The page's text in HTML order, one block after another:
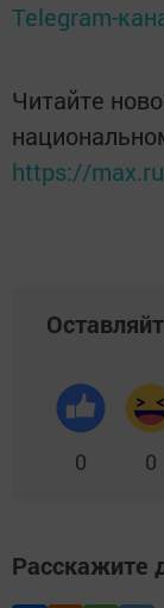
Telegram-
Читайте
https://
0 0
Расскажите